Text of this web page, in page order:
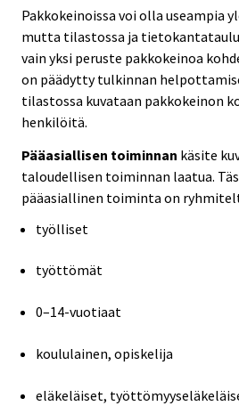
Pakkokeinoissa voi olla useampia
mutta tilastossa ja
vain yksi peruste pakkokeinoa
on päädytty tulkinnan
tilastossa kuvataan pakkokeinon
henkilöitä.
Pääasiallisen toiminnan käsite
taloudellisen toiminnan laatua.
pääasiallinen toiminta on
työlliset
työttömät
0–14-vuotiaat
koululainen, opiskelija
eläkeläiset,